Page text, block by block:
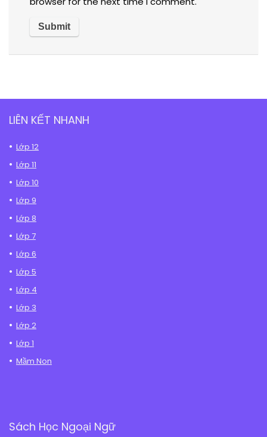
LIÊN KẾT NHANH
Lớp 12
Lớp 11
Lớp 10
Lớp 9
Lớp 8
Lớp 7
Lớp 6
Lớp 5
Lớp 4
Lớp 3
Lớp 2
Lớp 1
Mầm Non
Sách Học Ngoại Ngữ